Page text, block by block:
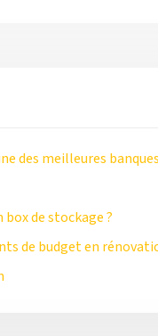
des meilleures
de stockage ?
de budget en